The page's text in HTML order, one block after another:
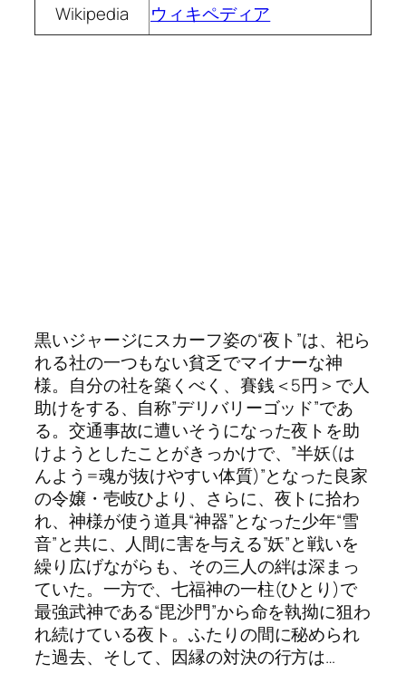
Wikipedia
ウィキペディア
黒いジャージにスカーフ姿の“夜ト”は、祀ら
れる社の一つもない貧乏でマイナーな神
様。自分の社を築くべく、賽銭＜5円＞で人
助けをする、自称”デリバリーゴッド”であ
る。交通事故に遭いそうになった夜トを助
けようとしたことがきっかけで、”半妖(は
んよう=魂が抜けやすい体質)”となった良家
の令嬢・壱岐ひより、さらに、夜トに拾わ
れ、神様が使う道具“神器”となった少年“雪
音”と共に、人間に害を与える”妖”と戦いを
繰り広げながらも、その三人の絆は深まっ
ていた。一方で、七福神の一柱(ひとり)で
最強武神である“毘沙門”から命を執拗に狙わ
れ続けている夜ト。ふたりの間に秘められ
た過去、そして、因縁の対決の行方は…